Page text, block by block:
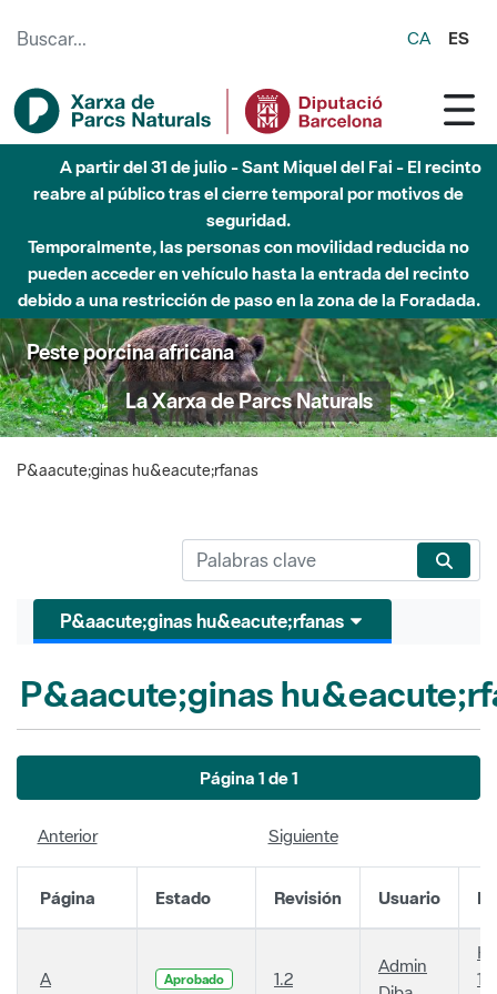
CA ES
A partir del 31 de julio - Sant Miquel del Fai - El recinto
reabre al público tras el cierre temporal por motivos de
seguridad.
Temporalmente, las personas con movilidad reducida no
pueden acceder en vehículo hasta la entrada del recinto
debido a una restricción de paso en la zona de la Foradada.
Peste porcina africana
La Xarxa de Parcs Naturals
P&aacute;ginas hu&eacute;rfanas
P&aacute;ginas hu&eacute;rfanas
P&aacute;ginas
Página 1 de 1
Anterior Siguiente
Página Estado Revisión Usuario
A Aprobado 1.2
Admin
14